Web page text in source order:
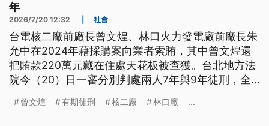
年
2026/7/20 12:32 社會
台電核二廠前廠長曾文煌、林口火力發電廠前廠長朱
允中在2024年藉採購案向業者索賄，其中曾文煌還
把賄款220萬元藏在住處天花板被查獲。台北地方法
院今（20）日一審分別判處兩人7年與9年徒刑，全
曾文煌 有期徒刑 核二廠 林口廠 ...